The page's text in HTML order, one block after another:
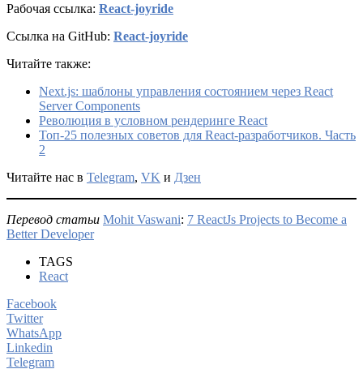
Рабочая ссылка: React-joyride
Ссылка на GitHub: React-joyride
Читайте также:
Next.js: шаблоны управления состоянием через React
Server Components
Революция в условном рендеринге React
Топ-25 полезных советов для React-разработчиков. Часть
2
Читайте нас в Telegram, VK и Дзен
Перевод статьи Mohit Vaswani: 7 ReactJs Projects to Become a
Better Developer
TAGS
React
Facebook
Twitter
WhatsApp
Linkedin
Telegram